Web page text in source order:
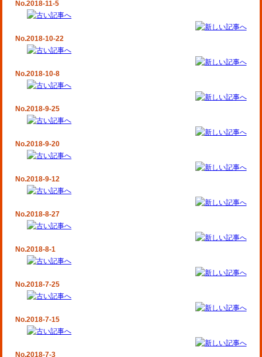
No.2018-11-5
No.2018-10-22
No.2018-10-8
No.2018-9-25
No.2018-9-20
No.2018-9-12
No.2018-8-27
No.2018-8-1
No.2018-7-25
No.2018-7-15
No.2018-7-3